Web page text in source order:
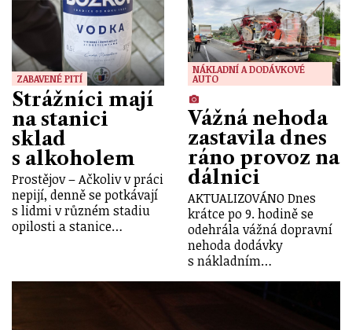
ZABAVENÉ PITÍ
Strážníci mají
na stanici
sklad
s alkoholem
Prostějov – Ačkoliv v práci
nepijí, denně se potkávají
s lidmi v různém stadiu
opilosti a stanice…
NÁKLADNÍ A DODÁVKOVÉ
AUTO
Vážná nehoda
zastavila dnes
ráno provoz na
dálnici
AKTUALIZOVÁNO Dnes
krátce po 9. hodině se
odehrála vážná dopravní
nehoda dodávky
s nákladním…